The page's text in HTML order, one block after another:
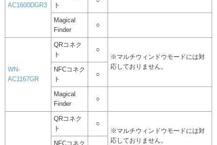
AC1600DGR3
ト
Magical
Finder
○
WN-
AC1167GR
QRコネク
ト
○
※マルチウィンドウモードには対
応しておりません。
NFCコネク
ト
○
Magical
Finder
○
QRコネク
ト
○
※マルチウィンドウモードには対
応しておりません。
NFCコネク